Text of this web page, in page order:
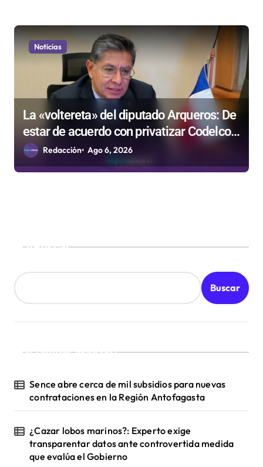
Noticias
La «voltereta» del diputado Arqueros: De
estar de acuerdo con privatizar Codelco a
defender una empresa 100% estatal
Redacción Ago 6, 2026
Buscar
Buscar
¡Ultimas Noticias!
Sence abre cerca de mil subsidios para nuevas
contrataciones en la Región Antofagasta
¿Cazar lobos marinos?: Experto exige
transparentar datos ante controvertida medida
que evalúa el Gobierno